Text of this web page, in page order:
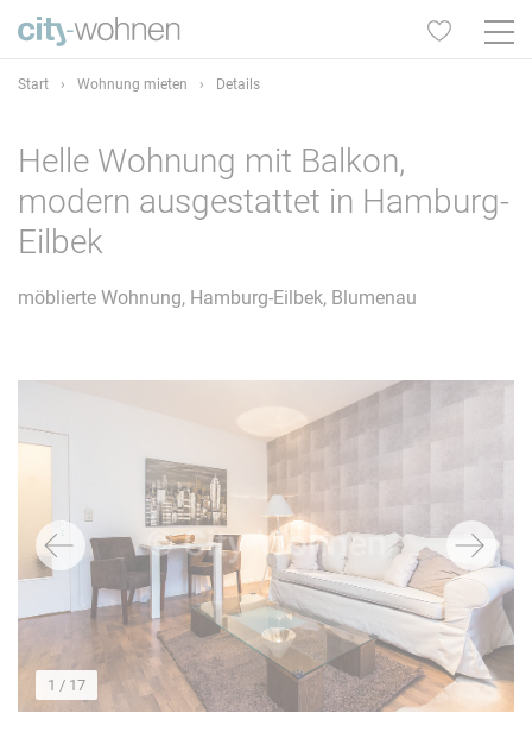
Start › Wohnung mieten › Details
Helle Wohnung mit Balkon,
modern ausgestattet in Hamburg-
Eilbek
möblierte Wohnung, Hamburg-Eilbek, Blumenau
1 / 17